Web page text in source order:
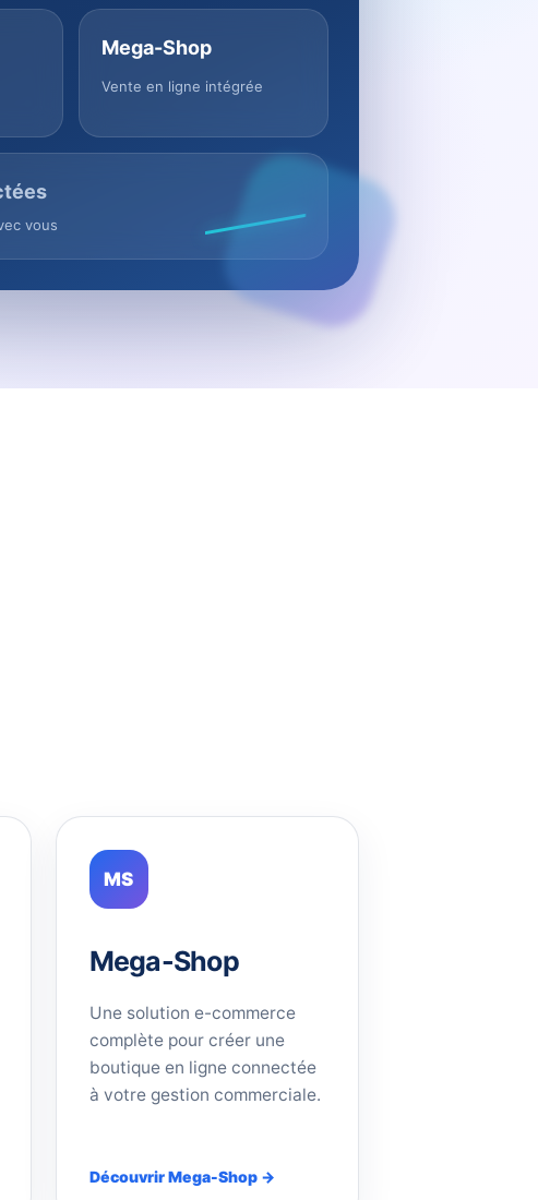
Mega-Shop
Vente en ligne intégrée
vous
MS
Mega-Shop
Une solution e-commerce
complète pour créer une
boutique en ligne connectée
à votre gestion commerciale.
Découvrir Mega-Shop →